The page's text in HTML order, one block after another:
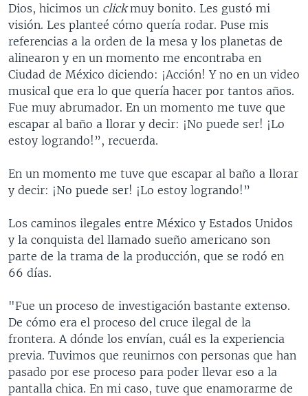
Dios, hicimos un clickmuy bonito. Les gustó mi
visión. Les planteé cómo quería rodar. Puse mis
referencias a la orden de la mesa y los planetas de
alinearon y en un momento me encontraba en
Ciudad de México diciendo: ¡Acción! Y no en un video
musical que era lo que quería hacer por tantos años.
Fue muy abrumador. En un momento me tuve que
escapar al baño a llorar y decir: ¡No puede ser! ¡Lo
estoy logrando!”, recuerda.
En un momento me tuve que escapar al baño a llorar
y decir: ¡No puede ser! ¡Lo estoy logrando!”
Los caminos ilegales entre México y Estados Unidos
y la conquista del llamado sueño americano son
parte de la trama de la producción, que se rodó en
66 días.
"Fue un proceso de investigación bastante extenso.
De cómo era el proceso del cruce ilegal de la
frontera. A dónde los envían, cuál es la experiencia
previa. Tuvimos que reunirnos con personas que han
pasado por ese proceso para poder llevar eso a la
pantalla chica. En mi caso, tuve que enamorarme de